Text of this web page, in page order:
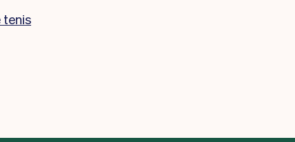
tenis